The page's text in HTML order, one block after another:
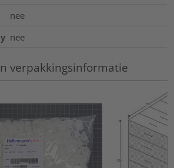
nee
nee
verpakkingsinformatie